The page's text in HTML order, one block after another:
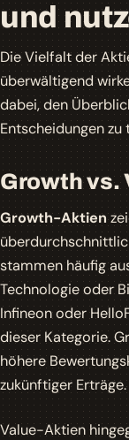
und
Die Vielfalt der
überwältigend
dabei, den
Entscheidungen zu
Growth vs.
Growth-Aktien
stammen häufig
Technologie oder
Infineon oder
dieser Kategorie.
höhere
zukünftiger Erträge.
Value-Aktien